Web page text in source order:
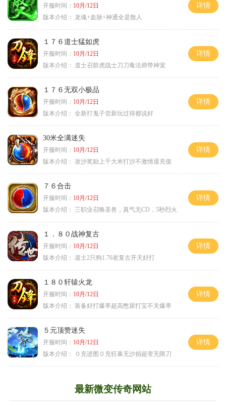
开服时间： 10月/12日
版本介绍： 龙魂+血脉+神通全是散人
详情
１７６道士猛如虎
开服时间： 10月/12日
版本介绍： 道士召群虎战士刀刀毒法师带神宠
详情
１７６无双小极品
开服时间： 10月/12日
版本介绍： 全新打鬼子尝新玩过得都说好
详情
30米全满迷失
开服时间： 10月/12日
版本介绍： 攻沙奖励上千大米打沙不激情退充值
详情
７６合击
开服时间： 10月/12日
版本介绍：
三职业召唤圣兽，真气无CD，5秒烈火
详情
１．８０战神复古
开服时间： 10月/12日
版本介绍： 道士2只狗1.76老复古开天好打
详情
１８０轩辕火龙
开服时间： 10月/12日
版本介绍： 装备好打爆率超高憋尿打宝不关爆率
详情
５元顶赞迷失
开服时间： 10月/12日
版本介绍：
０充进图０充狂暴无沙捐超变无限刀
详情
最新微变传奇网站